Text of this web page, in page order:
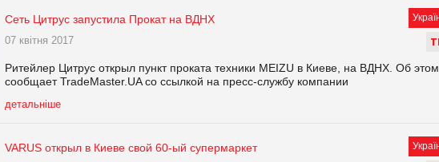
Т
Сеть Цитрус запустила Прокат на ВДНХ
07 квітня 2017
Ритейлер Цитрус открыл пункт проката техники MEIZU в Киеве, на ВДНХ. Об этом
сообщает TradeMaster.UA со ссылкой на пресс-службу компании
детальніше
VARUS открыл в Киеве свой 60-ый супермаркет